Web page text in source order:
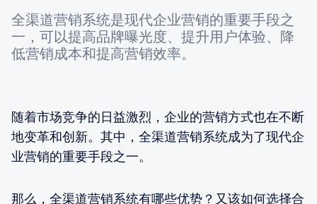
全渠道营销系统是现代企业营销的重要手段之
一，可以提高品牌曝光度、提升用户体验、降
低营销成本和提高营销效率。
随着市场竞争的日益激烈，企业的营销方式也在不断
地变革和创新。其中，全渠道营销系统成为了现代企
业营销的重要手段之一。
那么，全渠道营销系统有哪些优势？又该如何选择合